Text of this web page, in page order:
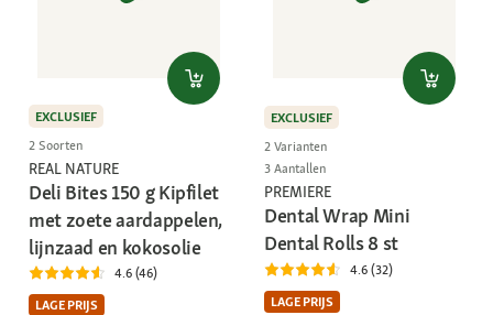
EXCLUSIEF
2 Soorten
REAL NATURE
Deli Bites 150 g Kipfilet
met zoete aardappelen,
lijnzaad en kokosolie
4.6 (46)
LAGE PRIJS
EXCLUSIEF
2 Varianten
3 Aantallen
PREMIERE
Dental Wrap Mini
Dental Rolls 8 st
4.6 (32)
LAGE PRIJS